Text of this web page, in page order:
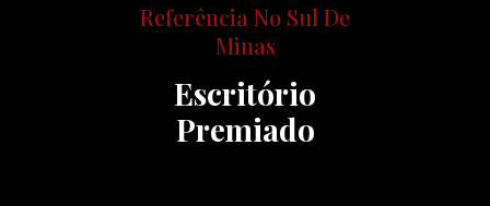
Referência No Sul De
Minas
Escritório
Premiado